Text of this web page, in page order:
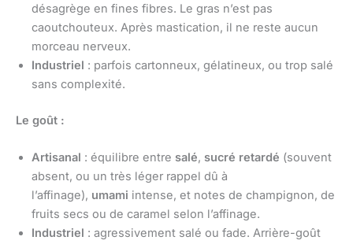
désagrège en fines fibres. Le gras n’est pas
caoutchouteux. Après mastication, il ne reste aucun
morceau nerveux.
Industriel : parfois cartonneux, gélatineux, ou trop salé
sans complexité.
Le goût :
Artisanal : équilibre entre salé, sucré retardé (souvent
absent, ou un très léger rappel dû à
l’affinage), umami intense, et notes de champignon, de
fruits secs ou de caramel selon l’affinage.
Industriel : agressivement salé ou fade. Arrière-goût